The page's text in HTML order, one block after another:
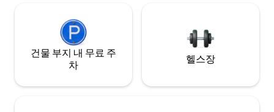
건물 부지 내 무료 주
차
헬스장